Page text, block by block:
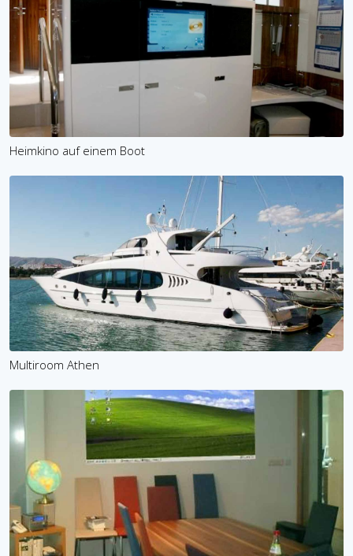
Heimkino auf einem Boot
Multiroom Athen